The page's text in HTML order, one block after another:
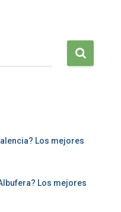
Los mejores
Los mejores